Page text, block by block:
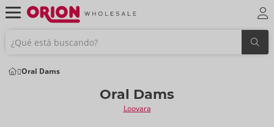
Oral Dams
Oral Dams
Loovara